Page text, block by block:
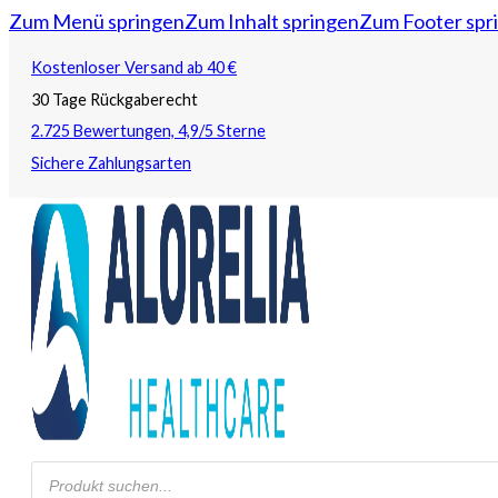
Zum Menü springenZum Inhalt springenZum Footer
Kostenloser Versand ab 40 €
30 Tage Rückgaberecht
2.725 Bewertungen, 4,9/5 Sterne
Sichere Zahlungsarten